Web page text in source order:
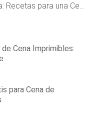
una Cena Festiva Inolvidable
Cena Imprimibles:
para Cena de